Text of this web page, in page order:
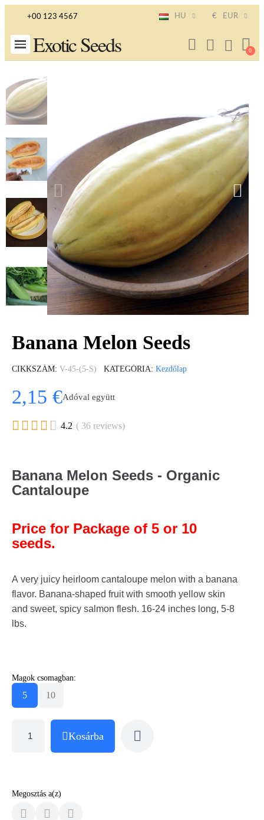
+00 123 4567 HU € EUR
Exotic Seeds
Banana Melon Seeds
CIKKSZÁM V-45-(5-S) KATEGÓRIA Kezdőlap
2,15 €Adóval együtt
     4.2 ( 36 reviews)
Banana Melon Seeds - Organic
Cantaloupe
Price for Package of 5 or 10
seeds.
A very juicy heirloom cantaloupe melon with a banana
flavor. Banana-shaped fruit with smooth yellow skin
and sweet, spicy salmon flesh. 16-24 inches long, 5-8
lbs.
Magok csomagban:
5 10
Kosárba
Megosztás a(z)